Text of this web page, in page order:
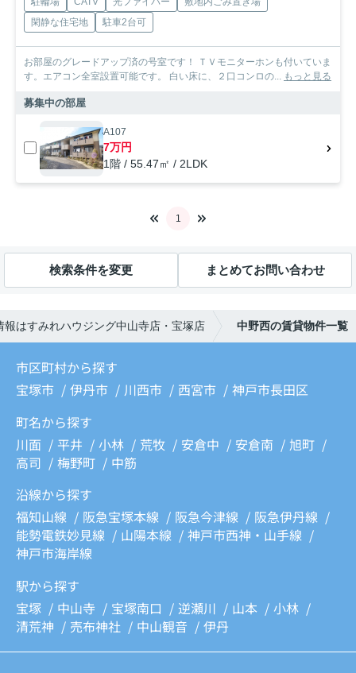
閑静な住宅地
駐車2台可
お部屋のグレードアップ済の号室です！ ＴＶモニターホンも付いていま
す。エアコン全室設置可能です。 白い床に、２口コンロの...
もっと見る
募集中の部屋
A107
7万円
1階 / 55.47㎡ / 2LDK
1
検索条件を変更 まとめてお問い合わせ
報はすみれハウジング中山寺店・宝塚店 中野西の賃貸物件一覧
市区町村から探す
宝塚市
伊丹市 川西市 西宮市
神戸市長田区
町名から探す
川面
平井 小林 荒牧 安倉中 安倉南
旭町
高司
梅野町
中筋
沿線から探す
福知山線
阪急宝塚本線 阪急今津線
阪急伊丹線
能勢電鉄妙見線
山陽本線
神戸市西神・山手線
神戸市海岸線
駅から探す
宝塚
中山寺 宝塚南口 逆瀬川 山本
小林
清荒神
売布神社 中山観音 伊丹